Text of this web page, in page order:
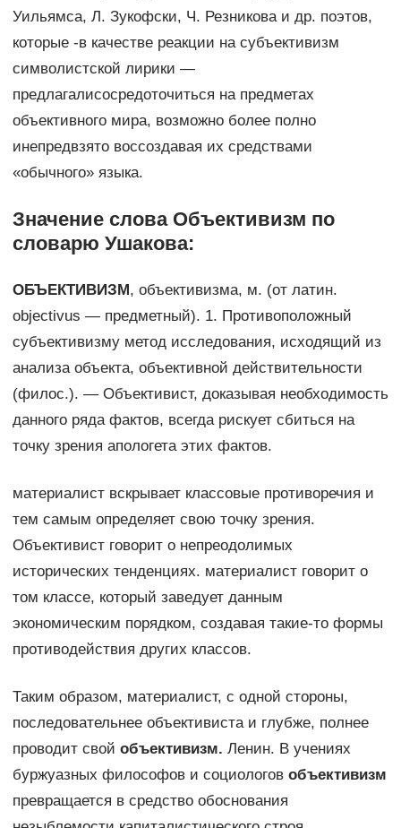
Уильямса, Л. Зукофски, Ч. Резникова и др. поэтов,
которые -в качестве реакции на субъективизм
символистской лирики —
предлагалисосредоточиться на предметах
объективного мира, возможно более полно
инепредвзято воссоздавая их средствами
«обычного» языка.
Значение слова Объективизм по
словарю Ушакова:
ОБЪЕКТИВИЗМ, объективизма, м. (от латин.
objectivus — предметный). 1. Противоположный
субъективизму метод исследования, исходящий из
анализа объекта, объективной действительности
(филос.). — Объективист, доказывая необходимость
данного ряда фактов, всегда рискует сбиться на
точку зрения апологета этих фактов.
материалист вскрывает классовые противоречия и
тем самым определяет свою точку зрения.
Объективист говорит о непреодолимых
исторических тенденциях. материалист говорит о
том классе, который заведует данным
экономическим порядком, создавая такие-то формы
противодействия других классов.
Таким образом, материалист, с одной стороны,
последовательнее объективиста и глубже, полнее
проводит свой объективизм. Ленин. В учениях
буржуазных философов и социологов объективизм
превращается в средство обоснования